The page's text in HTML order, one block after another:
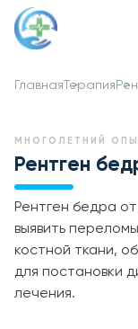
Главная Терапия
МНОГОЛЕТНИЙ
Рентген
Рентген бедра
выявить
костной ткани,
для постановки
лечения.